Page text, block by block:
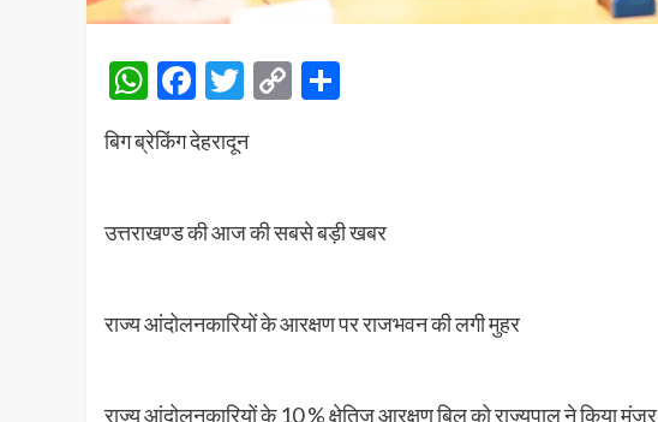
WhatsApp
Facebook
Twitter
Copy
बिग ब्रेकिंग देहरादून
उत्तराखण्ड की आज की सबसे बड़ी खबर
राज्य आंदोलनकारियों के आरक्षण पर राजभवन की लगी मुहर
राज्य आंदोलनकारियों के 10 % क्षेतिज आरक्षण बिल को राज्यपाल ने किया मंज़ूर